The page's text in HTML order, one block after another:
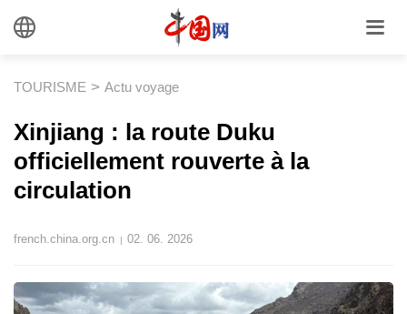
TOURISME > Actu voyage
​Xinjiang : la route Duku
officiellement rouverte à la
circulation
french.china.org.cn | 02. 06. 2026